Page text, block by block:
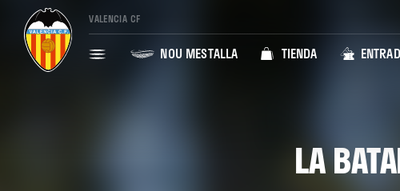
VALENCIA CF
NOU MESTALLA TIENDA
LA